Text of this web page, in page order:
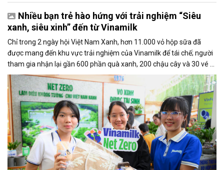
Nhiều bạn trẻ hào hứng với trải nghiệm “Siêu
xanh, siêu xinh” đến từ Vinamilk
Chỉ trong 2 ngày hội Việt Nam Xanh, hơn 11.000 vỏ hộp sữa đã
được mang đến khu vực trải nghiệm của Vinamilk để tái chế; người
tham gia nhận lại gần 600 phần quà xanh, 200 chậu cây và 30 vé đi
tham quan trang trại được Vinamilk trao tặng.